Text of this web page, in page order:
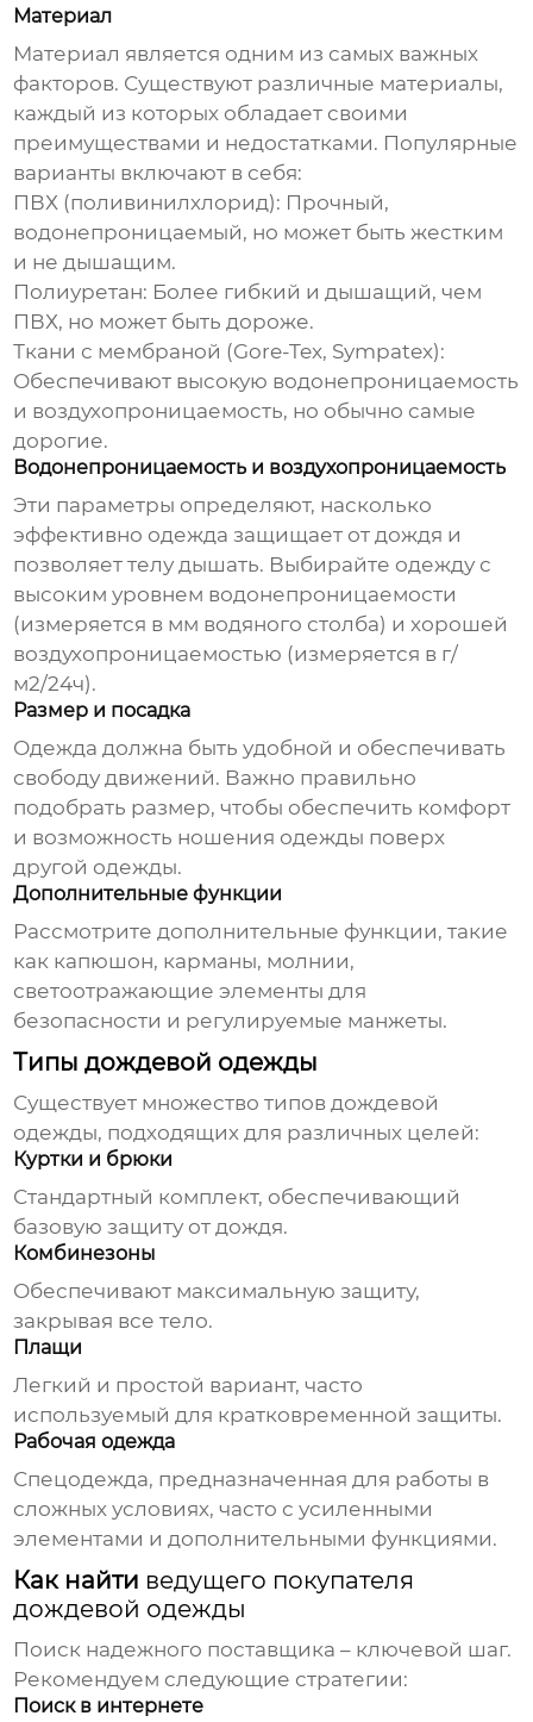
Материал
Материал является одним из самых важных
факторов. Существуют различные материалы,
каждый из которых обладает своими
преимуществами и недостатками. Популярные
варианты включают в себя:
ПВХ (поливинилхлорид): Прочный,
водонепроницаемый, но может быть жестким
и не дышащим.
Полиуретан: Более гибкий и дышащий, чем
ПВХ, но может быть дороже.
Ткани с мембраной (Gore-Tex, Sympatex):
Обеспечивают высокую водонепроницаемость
и воздухопроницаемость, но обычно самые
дорогие.
Водонепроницаемость и воздухопроницаемость
Эти параметры определяют, насколько
эффективно одежда защищает от дождя и
позволяет телу дышать. Выбирайте одежду с
высоким уровнем водонепроницаемости
(измеряется в мм водяного столба) и хорошей
воздухопроницаемостью (измеряется в г/
м2/24ч).
Размер и посадка
Одежда должна быть удобной и обеспечивать
свободу движений. Важно правильно
подобрать размер, чтобы обеспечить комфорт
и возможность ношения одежды поверх
другой одежды.
Дополнительные функции
Рассмотрите дополнительные функции, такие
как капюшон, карманы, молнии,
светоотражающие элементы для
безопасности и регулируемые манжеты.
Типы дождевой одежды
Существует множество типов дождевой
одежды, подходящих для различных целей:
Куртки и брюки
Стандартный комплект, обеспечивающий
базовую защиту от дождя.
Комбинезоны
Обеспечивают максимальную защиту,
закрывая все тело.
Плащи
Легкий и простой вариант, часто
используемый для кратковременной защиты.
Рабочая одежда
Спецодежда, предназначенная для работы в
сложных условиях, часто с усиленными
элементами и дополнительными функциями.
Как найти ведущего покупателя
дождевой одежды
Поиск надежного поставщика – ключевой шаг.
Рекомендуем следующие стратегии:
Поиск в интернете